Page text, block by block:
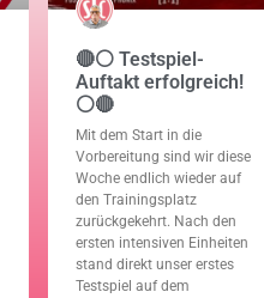
🔴⚪ Testspiel-
Auftakt erfolgreich!
⚪🔴
Mit dem Start in die
Vorbereitung sind wir diese
Woche endlich wieder auf
den Trainingsplatz
zurückgekehrt. Nach den
ersten intensiven Einheiten
stand direkt unser erstes
Testspiel auf dem